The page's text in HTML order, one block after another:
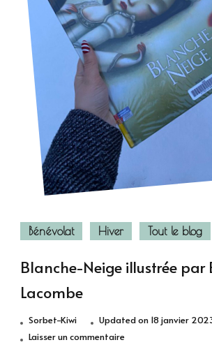
Bénévolat Hiver Tout le blog
Blanche-Neige illustrée par
Lacombe
Sorbet-Kiwi Updated on 18 janvier
Laisser un commentairesur